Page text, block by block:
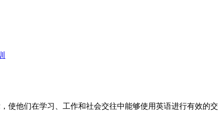
使他们在学习、工作和社会交往中能够使用英语进行有效的交